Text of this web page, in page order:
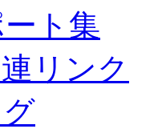
ト集
リンク